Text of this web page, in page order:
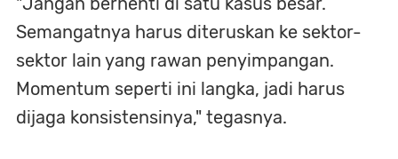
Semangatnya harus diteruskan ke sektor-
sektor lain yang rawan penyimpangan.
Momentum seperti ini langka, jadi harus
dijaga konsistensinya," tegasnya.